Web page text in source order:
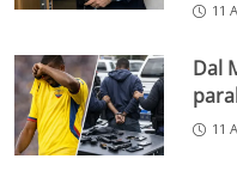
11
Dal
11